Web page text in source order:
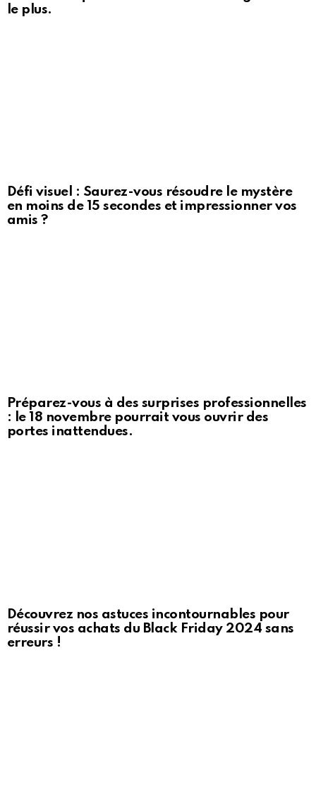
le plus.
Défi visuel : Saurez-vous résoudre le mystère
en moins de 15 secondes et impressionner vos
amis ?
Préparez-vous à des surprises professionnelles
: le 18 novembre pourrait vous ouvrir des
portes inattendues.
Découvrez nos astuces incontournables pour
réussir vos achats du Black Friday 2024 sans
erreurs !